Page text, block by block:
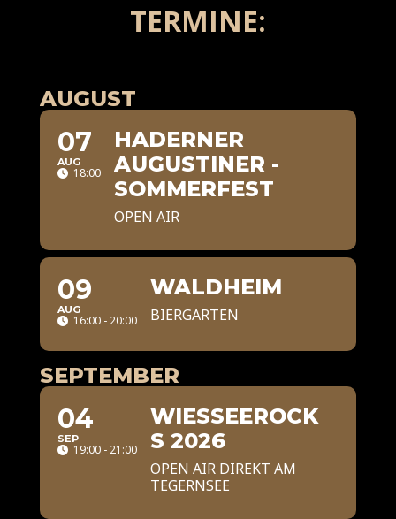
TERMINE:
AUGUST
07
AUG
18:00
HADERNER
AUGUSTINER -
SOMMERFEST
OPEN AIR
09
AUG
16:00 - 20:00
WALDHEIM
BIERGARTEN
SEPTEMBER
04
SEP
19:00 - 21:00
WIESSEEROCK
S 2026
OPEN AIR DIREKT AM
TEGERNSEE